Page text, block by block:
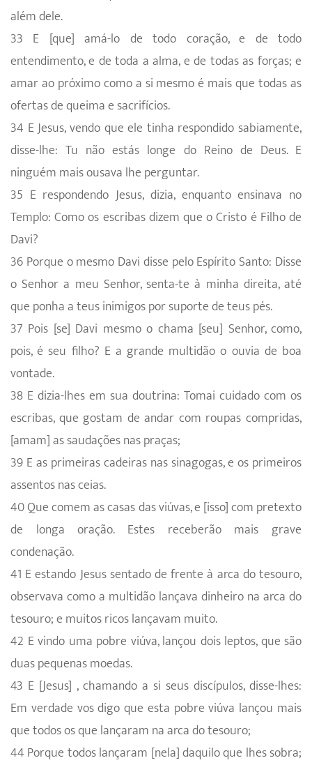
além dele.
33 E [que] amá-lo de todo coração, e de todo
entendimento, e de toda a alma, e de todas as forças; e
amar ao próximo como a si mesmo é mais que todas as
ofertas de queima e sacrifícios.
34 E Jesus, vendo que ele tinha respondido sabiamente,
disse-lhe: Tu não estás longe do Reino de Deus. E
ninguém mais ousava lhe perguntar.
35 E respondendo Jesus, dizia, enquanto ensinava no
Templo: Como os escribas dizem que o Cristo é Filho de
Davi?
36 Porque o mesmo Davi disse pelo Espírito Santo: Disse
o Senhor a meu Senhor, senta-te à minha direita, até
que ponha a teus inimigos por suporte de teus pés.
37 Pois [se] Davi mesmo o chama [seu] Senhor, como,
pois, é seu filho? E a grande multidão o ouvia de boa
vontade.
38 E dizia-lhes em sua doutrina: Tomai cuidado com os
escribas, que gostam de andar com roupas compridas,
[amam] as saudações nas praças;
39 E as primeiras cadeiras nas sinagogas, e os primeiros
assentos nas ceias.
40 Que comem as casas das viúvas, e [isso] com pretexto
de longa oração. Estes receberão mais grave
condenação.
41 E estando Jesus sentado de frente à arca do tesouro,
observava como a multidão lançava dinheiro na arca do
tesouro; e muitos ricos lançavam muito.
42 E vindo uma pobre viúva, lançou dois leptos, que são
duas pequenas moedas.
43 E [Jesus] , chamando a si seus discípulos, disse-lhes:
Em verdade vos digo que esta pobre viúva lançou mais
que todos os que lançaram na arca do tesouro;
44 Porque todos lançaram [nela] daquilo que lhes sobra;